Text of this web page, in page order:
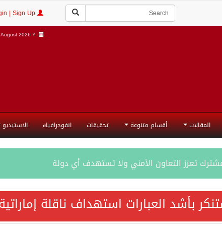
2026 Y |
المقالات أقسام متنوعة تحقيقات انفوجرافيك الاستيديو
تعزز التعاون الأمني ولا تستهدف أي دولة
تعكس الإرادة السياسية لحماية أمن المنطقة
بأشد العبارات استهداف ناقلة